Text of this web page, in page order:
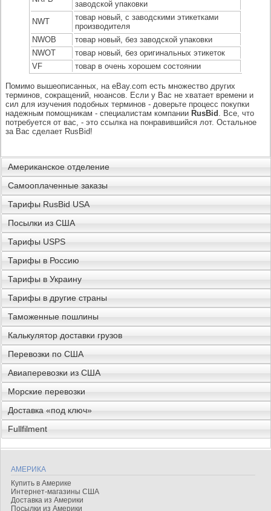
заводской упаковки
NWT
товар новый, с заводскими этикетками
производителя
NWOB
товар новый, без заводской упаковки
NWOT
товар новый, без оригинальных этикеток
VF
товар в очень хорошем состоянии
Помимо вышеописанных, на eBay.com есть множество других
терминов, сокращений, нюансов. Если у Вас не хватает времени и
сил для изучения подобных терминов - доверьте процесс покупки
надежным помощникам - специалистам компании RusBid . Все, что
потребуется от вас, - это ссылка на понравившийся лот. Остальное
за Вас сделает RusBid!
Американское отделение
Самооплаченные заказы
Тарифы RusBid USA
Посылки из США
Тарифы USPS
Тарифы в Россию
Тарифы в Украину
Тарифы в другие страны
Таможенные пошлины
Калькулятор доставки грузов
Перевозки по США
Авиаперевозки из США
Морские перевозки
Доставка «под ключ»
Fullfilment
АМЕРИКА
Купить в Америке
Интернет-магазины США
Доставка из Америки
Посылки из Америки